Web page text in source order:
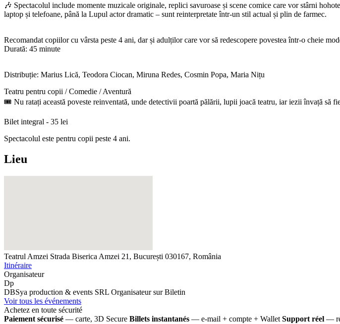
🎶 Spectacolul include momente muzicale originale, replici savuroase și scene comice care vor stârni
laptop și telefoane, până la Lupul actor dramatic – sunt reinterpretate într-un stil actual și plin de farmec.
Recomandat copiilor cu vârsta peste 4 ani, dar și adulților care vor să redescopere povestea într-o cheie
Durată: 45 minute
Distribuție: Marius Lică, Teodora Ciocan, Miruna Redes, Cosmin Popa, Maria Nițu
Teatru pentru copii / Comedie / Aventură
🎟 Nu ratați această poveste reinventată, unde detectivii poartă pălării, lupii joacă teatru, iar iezii învață să
Bilet integral - 35 lei
Spectacolul este pentru copii peste 4 ani.
Lieu
Teatrul Amzei Strada Biserica Amzei 21, București 030167, România
Itinéraire
Organisateur
Dp
DBSya production & events SRL Organisateur sur Biletin
Voir tous les événements
Achetez en toute sécurité
Paiement sécurisé — carte, 3D Secure Billets instantanés — e-mail + compte + Wallet Support réel —